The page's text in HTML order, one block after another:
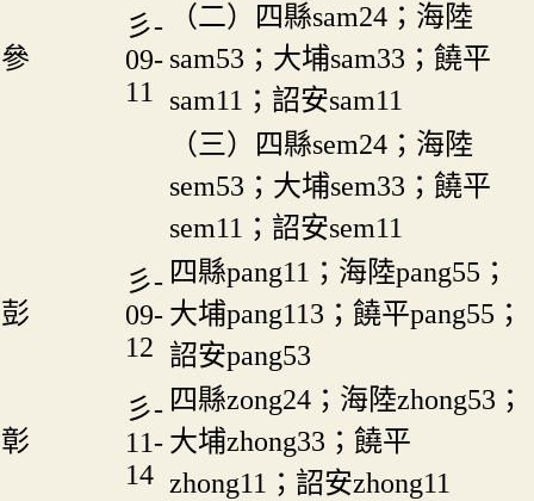
參
彡-
09-
11
（二）四縣sam24；海陸
sam53；大埔sam33；饒平
sam11；詔安sam11
（三）四縣sem24；海陸
sem53；大埔sem33；饒平
sem11；詔安sem11
彭
彡-
09-
12
四縣pang11；海陸pang55；
大埔pang113；饒平pang55；
詔安pang53
彰
彡-
11-
14
四縣zong24；海陸zhong53；
大埔zhong33；饒平
zhong11；詔安zhong11